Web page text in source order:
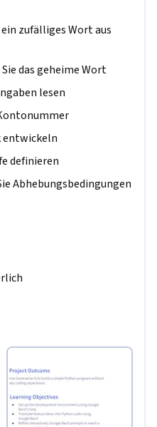
KI verstärken möchten,
auf programmieren
Richtige für Sie.
zufälliges Wort aus
das geheime Wort
lesen
entwickeln
definieren
Abhebungsbedingungen